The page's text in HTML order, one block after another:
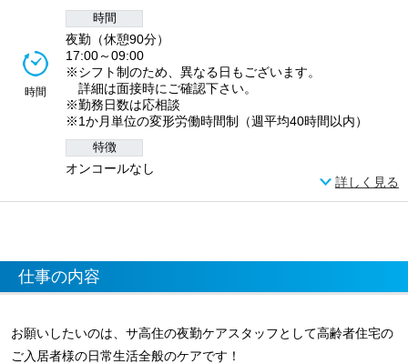
時間
時間
夜勤（休憩90分）
17:00～09:00
※シフト制のため、異なる日もございます。
詳細は面接時にご確認下さい。
※勤務日数は応相談
※1か月単位の変形労働時間制（週平均40時間以内）
特徴
オンコールなし
詳しく見る
仕事の内容
お願いしたいのは、サ高住の夜勤ケアスタッフとして高齢者住宅の
ご入居者様の日常生活全般のケアです！